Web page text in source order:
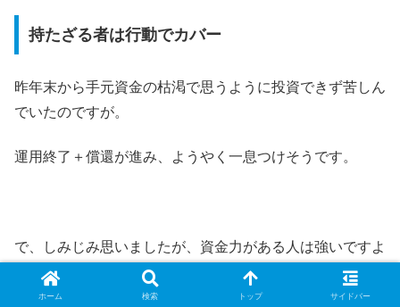
持たざる者は行動でカバー
昨年末から手元資金の枯渇で思うように投資できず苦しん
でいたのですが。
運用終了＋償還が進み、ようやく一息つけそうです。
で、しみじみ思いましたが、資金力がある人は強いですよ
ホーム 検索 トップ サイドバー